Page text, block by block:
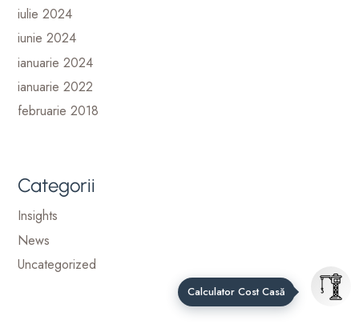
iulie 2024
iunie 2024
ianuarie 2024
ianuarie 2022
februarie 2018
Categorii
Insights
News
Uncategorized
Calculator Cost Casă